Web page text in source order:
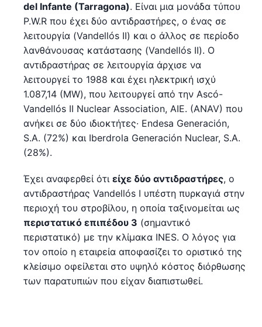
del Infante (Tarragona). Είναι μια μονάδα τύπου
P.W.R που έχει δύο αντιδραστήρες, ο ένας σε
λειτουργία (Vandellós II) και ο άλλος σε περίοδο
λανθάνουσας κατάστασης (Vandellós II). Ο
αντιδραστήρας σε λειτουργία άρχισε να
λειτουργεί το 1988 και έχει ηλεκτρική ισχύ
1.087,14 (MW), που λειτουργεί από την Ascó-
Vandellós II Nuclear Association, AIE. (ANAV) που
ανήκει σε δύο ιδιοκτήτες· Endesa Generación,
S.A. (72%) και Iberdrola Generación Nuclear, S.A.
(28%).
Έχει αναφερθεί ότι είχε δύο αντιδραστήρες, ο
αντιδραστήρας Vandellós I υπέστη πυρκαγιά στην
περιοχή του στροβίλου, η οποία ταξινομείται ως
περιστατικό επιπέδου 3 (σημαντικό
περιστατικό) με την κλίμακα INES. Ο λόγος για
τον οποίο η εταιρεία αποφασίζει το οριστικό της
κλείσιμο οφείλεται στο υψηλό κόστος διόρθωσης
των παρατυπιών που είχαν διαπιστωθεί.